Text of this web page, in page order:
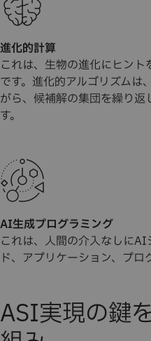
進化的計算
これは、生物の進化にヒン
です。進化的アルゴリズムは
がら、候補解の集団を繰り
す。
AI生成プログラミング
これは、人間の介入なしに
ド、アプリケーション、プロ
ASI実現の鍵